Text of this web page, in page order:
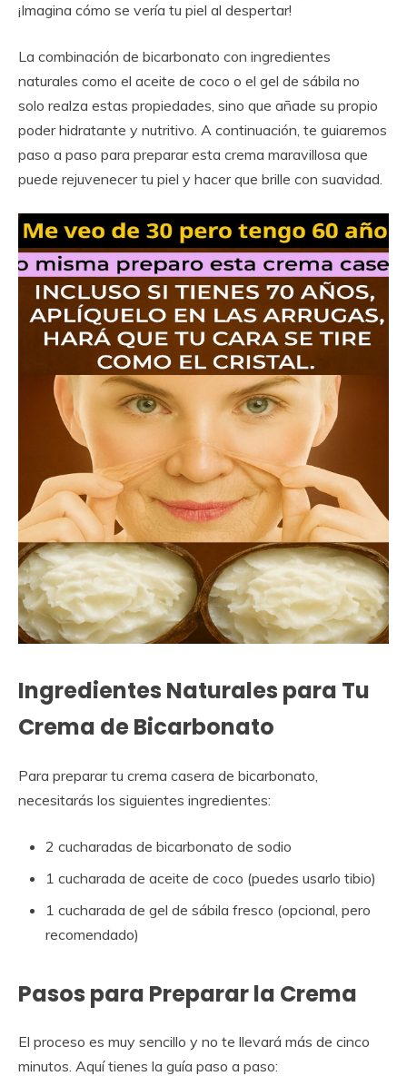
¡Imagina cómo se vería tu piel al despertar!
La combinación de bicarbonato con ingredientes
naturales como el aceite de coco o el gel de sábila no
solo realza estas propiedades, sino que añade su propio
poder hidratante y nutritivo. A continuación, te guiaremos
paso a paso para preparar esta crema maravillosa que
puede rejuvenecer tu piel y hacer que brille con suavidad.
Ingredientes Naturales para Tu
Crema de Bicarbonato
Para preparar tu crema casera de bicarbonato,
necesitarás los siguientes ingredientes:
2 cucharadas de bicarbonato de sodio
1 cucharada de aceite de coco (puedes usarlo tibio)
1 cucharada de gel de sábila fresco (opcional, pero
recomendado)
Pasos para Preparar la Crema
El proceso es muy sencillo y no te llevará más de cinco
minutos. Aquí tienes la guía paso a paso: